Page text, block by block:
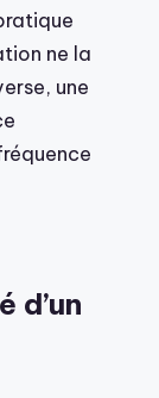
ne la
une
d’un